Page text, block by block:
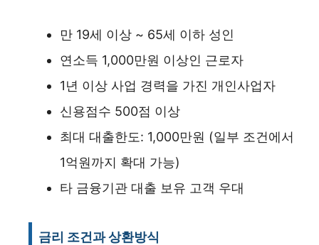
만 19세 이상 ~ 65세 이하 성인
연소득 1,000만원 이상인 근로자
1년 이상 사업 경력을 가진 개인사업자
신용점수 500점 이상
최대 대출한도: 1,000만원 (일부 조건에서
1억원까지 확대 가능)
타 금융기관 대출 보유 고객 우대
금리 조건과 상환방식